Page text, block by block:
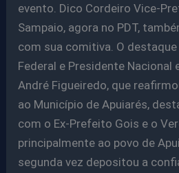
evento. Dico Cordeiro Vice-
Sampaio, agora no PDT,
com sua comitiva. O
Federal e Presidente Nacional
André Figueiredo, que
ao Município de Apuiarés,
com o Ex-Prefeito Gois e o
principalmente ao povo de
segunda vez depositou a